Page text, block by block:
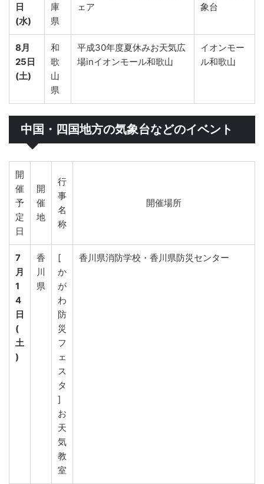
日
(水)
庫
県
ェア
象台
8月
25日
(土)
和
歌
山
県
平成30年度夏休みお天気広
場inイオンモール和歌山
イオンモー
ル和歌山
中国・四国地方の気象台などのイベント
開
催
予
定
日
開
催
地
行
事
名
称
開催場所
7
月
1
4
日
(
土
)
香
川
県
[
か
が
わ
防
災
フ
ェ
ス
タ
]
お
天
気
教
室
香川県消防学校・香川県防災センター